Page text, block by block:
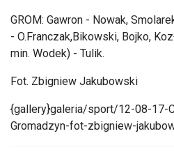
GROM: Gawron - Nowak,
- O.Franczak,Bikowski, Bojko,
min. Wodek) - Tulik.
Fot. Zbigniew Jakubowski
{gallery}galeria/sport/12-08-17-
Gromadzyn-fot-zbigniew-